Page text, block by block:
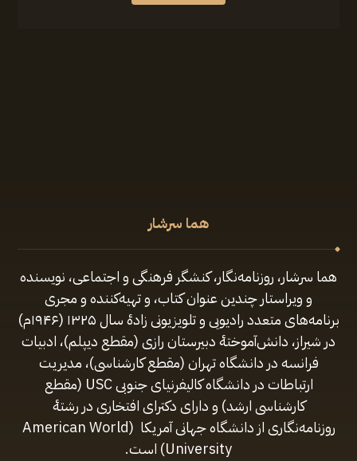
هما سرشار
هما سرشار، روزنامه‌نگار، کنشگر فرهنگی و اجتماعی، نویسنده
و ویراستار چندین عنوان کتاب، و تهیه‌کننده و مجری
برنامه‌های متعدد رادیویی و تلویزیونی زادهٔ سال ۱۳۲۵ (۱۹۴۶م)
در شیراز، دانش‌آموختهٔ دبیرستان رازی (مقطع‌ دیپلم)، ادبیات
فرانسه در دانشگاه تهران (مقطع کارشناسی)، مدیریت
ارتباطات در دانشگاه کالیفرنیای جنوبی USC (مقطع
کارشناسی ارشد) و دارای دکترای افتخاری در رشتهٔ
روزنامه‌نگاری از دانشگاه جهانی آمریکا (American World
University) است.